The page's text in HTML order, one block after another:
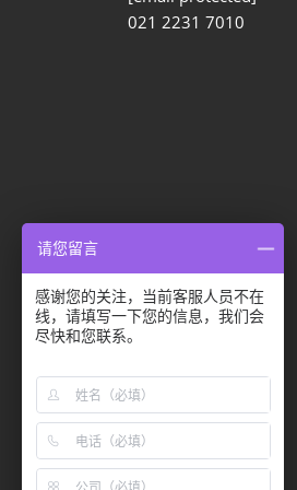
021 2231 7010
隐私选项
隐私政策
展会信息
可持续发展 网站地图
Built by RX
请您留言
感谢您的关注，当前客服人员不在
线，请填写一下您的信息，我们会
尽快和您联系。